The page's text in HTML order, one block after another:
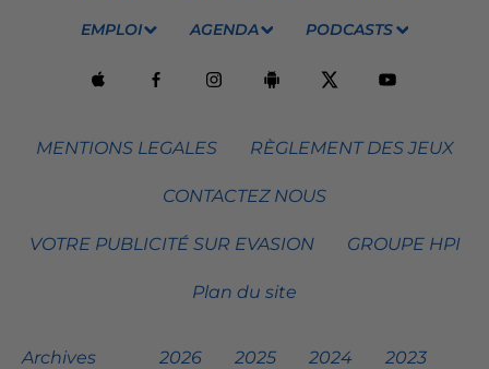
EMPLOI AGENDA PODCASTS
MENTIONS LEGALES RÈGLEMENT DES JEUX
CONTACTEZ NOUS
VOTRE PUBLICITÉ SUR EVASION GROUPE HPI
Plan du site
Archives 2026 2025 2024 2023